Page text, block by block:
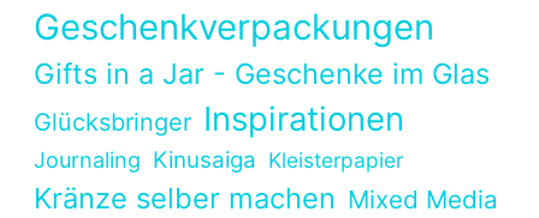
Geschenkverpackungen
Gifts in a Jar - Geschenke im Glas
Glücksbringer Inspirationen
Journaling Kinusaiga Kleisterpapier
Kränze selber machen Mixed Media